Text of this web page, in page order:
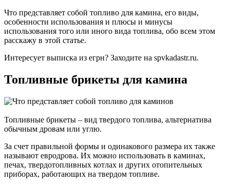
Что представляет собой топливо для камина, его виды,
особенности использования и плюсы и минусы
использования того или иного вида топлива, обо всем этом
расскажу в этой статье.
Интересует выписка из егрн? Заходите на spvkadastr.ru.
Топливные брикеты для камина
Топливные брикеты – вид твердого топлива, альтернатива
обычным дровам или углю.
За счет правильной формы и одинакового размера их также
называют евродрова. Их можно использовать в каминах,
печах, твердотопливных котлах и других отопительных
приборах, работающих на твердом топливе.